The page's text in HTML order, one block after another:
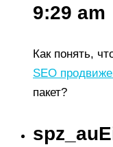
9:29 am
Как понять,
SEO
пакет?